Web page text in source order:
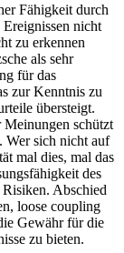
Fähigkeit durch
nicht
zu erkennen
als sehr
für das
zur Kenntnis zu
übersteigt.
Meinungen schützt
Wer sich nicht auf
mal dies, mal das
des
Abschied
loose coupling
Gewähr für die
zu bieten.